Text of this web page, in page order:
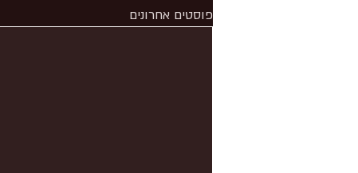
פוסטים אחרונים